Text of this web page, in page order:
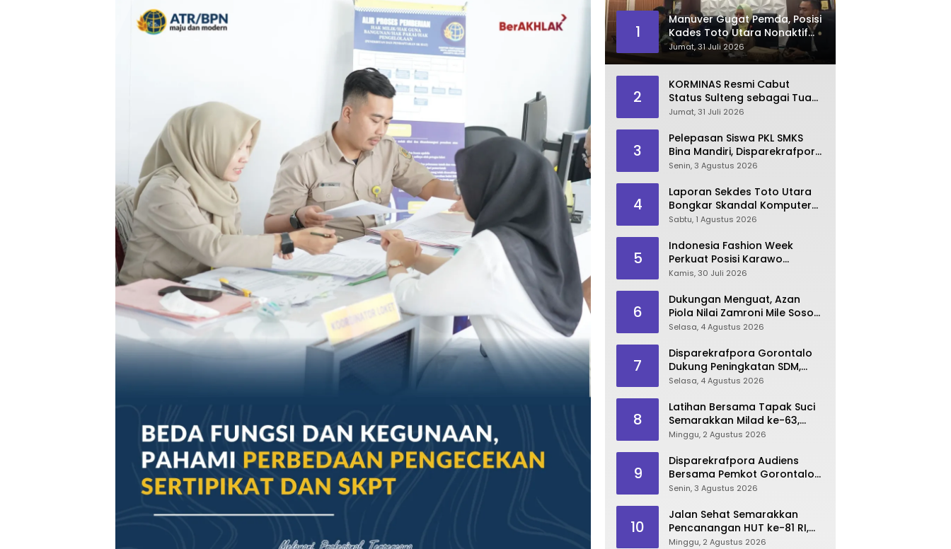
1
Manuver Gugat Pemda, Posisi
Kades Toto Utara Nonaktif
Dinilai Kian Terpuruk
Jumat, 31 Juli 2026
2
KORMINAS Resmi Cabut
Status Sulteng sebagai Tuan
Rumah FORNAS IX 2027
Jumat, 31 Juli 2026
3
Pelepasan Siswa PKL SMKS
Bina Mandiri, Disparekrafpora
Dorong Lahirnya SDM
Senin, 3 Agustus 2026
4
Laporan Sekdes Toto Utara
Bongkar Skandal Komputer
‘Siluman’ 2025
Sabtu, 1 Agustus 2026
5
Indonesia Fashion Week
Perkuat Posisi Karawo
sebagai Identitas dan
Gorontalo
Kamis, 30 Juli 2026
6
Dukungan Menguat, Azan
Piola Nilai Zamroni Mile Sosok
Tepat Teruskan
Selasa, 4 Agustus 2026
7
Disparekrafpora Gorontalo
Dukung Peningkatan SDM,
Berikan Rekomendasi Studi S3
Selasa, 4 Agustus 2026
8
Latihan Bersama Tapak Suci
Semarakkan Milad ke-63,
Sultan Kalupe Ajak Atlet
Minggu, 2 Agustus 2026
9
Disparekrafpora Audiens
Bersama Pemkot Gorontalo
Bahas Dukungan GKK 2026
Senin, 3 Agustus 2026
10
Jalan Sehat Semarakkan
Pencanangan HUT ke-81 RI,
Danau Perintis Jadi Etalase
Minggu, 2 Agustus 2026